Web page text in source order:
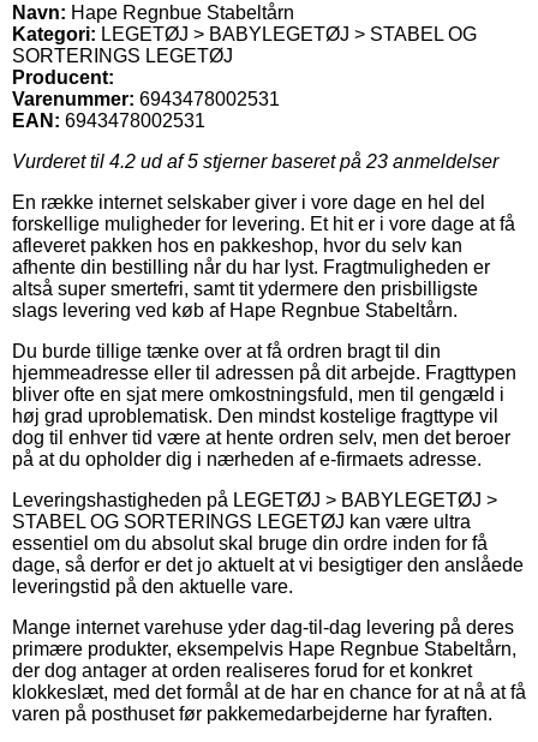
Navn: Hape Regnbue Stabeltårn
Kategori: LEGETØJ > BABYLEGETØJ > STABEL OG
SORTERINGS LEGETØJ
Producent:
Varenummer: 6943478002531
EAN: 6943478002531
Vurderet til 4.2 ud af 5 stjerner baseret på 23 anmeldelser
En række internet selskaber giver i vore dage en hel del
forskellige muligheder for levering. Et hit er i vore dage at få
afleveret pakken hos en pakkeshop, hvor du selv kan
afhente din bestilling når du har lyst. Fragtmuligheden er
altså super smertefri, samt tit ydermere den prisbilligste
slags levering ved køb af Hape Regnbue Stabeltårn.
Du burde tillige tænke over at få ordren bragt til din
hjemmeadresse eller til adressen på dit arbejde. Fragttypen
bliver ofte en sjat mere omkostningsfuld, men til gengæld i
høj grad uproblematisk. Den mindst kostelige fragttype vil
dog til enhver tid være at hente ordren selv, men det beroer
på at du opholder dig i nærheden af e-firmaets adresse.
Leveringshastigheden på LEGETØJ > BABYLEGETØJ >
STABEL OG SORTERINGS LEGETØJ kan være ultra
essentiel om du absolut skal bruge din ordre inden for få
dage, så derfor er det jo aktuelt at vi besigtiger den anslåede
leveringstid på den aktuelle vare.
Mange internet varehuse yder dag-til-dag levering på deres
primære produkter, eksempelvis Hape Regnbue Stabeltårn,
der dog antager at orden realiseres forud for et konkret
klokkeslæt, med det formål at de har en chance for at nå at få
varen på posthuset før pakkemedarbejderne har fyraften.